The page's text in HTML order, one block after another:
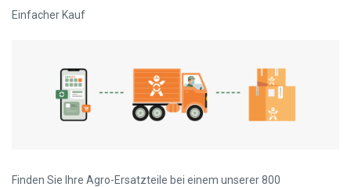
Einfacher Kauf
Finden Sie Ihre Agro-Ersatzteile bei einem unserer 800